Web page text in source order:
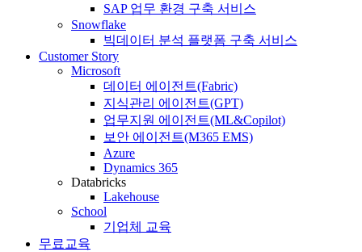
SAP 업무 환경 구축 서비스
Snowflake
빅데이터 분석 플랫폼 구축 서비스
Customer Story
Microsoft
데이터 에이전트(Fabric)
지식관리 에이전트(GPT)
업무지원 에이전트(ML&Copilot)
보안 에이전트(M365 EMS)
Azure
Dynamics 365
Databricks
Lakehouse
School
기업체 교육
무료교육